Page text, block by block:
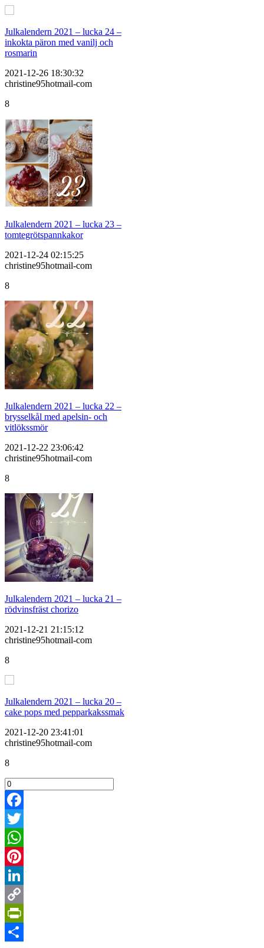
Julkalendern 2021 – lucka 24 –
inkokta päron med vanilj och
rosmarin
2021-12-26 18:30:32
christine95hotmail-com
8
Julkalendern 2021 – lucka 23 –
tomtegrötspannkakor
2021-12-24 02:15:25
christine95hotmail-com
8
Julkalendern 2021 – lucka 22 –
brysselkål med apelsin- och
vitlökssmör
2021-12-22 23:06:42
christine95hotmail-com
8
Julkalendern 2021 – lucka 21 –
rödvinsfräst chorizo
2021-12-21 21:15:12
christine95hotmail-com
8
Julkalendern 2021 – lucka 20 –
cake pops med pepparkakssmak
2021-12-20 23:41:01
christine95hotmail-com
8
Facebook
Twitter
WhatsApp
Pinterest
LinkedIn
Copy
Link
PrintFriendly